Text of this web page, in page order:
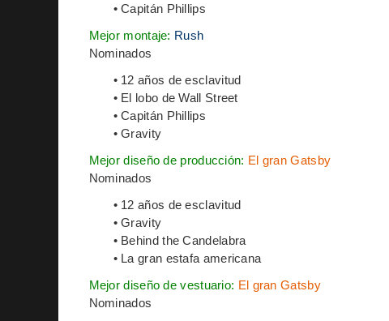
• Capitán Phillips
Mejor montaje: Rush
Nominados
• 12 años de esclavitud
• El lobo de Wall Street
• Capitán Phillips
• Gravity
Mejor diseño de producción: El gran Gatsby
Nominados
• 12 años de esclavitud
• Gravity
• Behind the Candelabra
• La gran estafa americana
Mejor diseño de vestuario: El gran Gatsby
Nominados